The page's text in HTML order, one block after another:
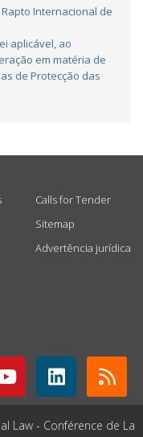
Internacional de
aplicável, ao
em matéria de
de Protecção das
Calls for Tender
Sitemap
Advertência jurídica
Law - Conférence de La